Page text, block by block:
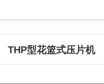
THP型花篮式压片机